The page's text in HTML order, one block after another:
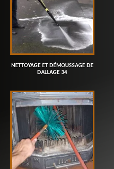
NETTOYAGE ET DÉMOUSSAGE DE
DALLAGE 34